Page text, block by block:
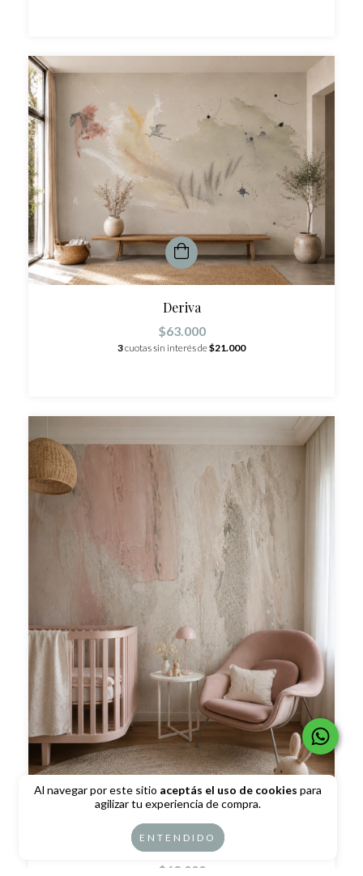
Al navegar por este sitio aceptás el uso de cookies para
agilizar tu experiencia de compra.
ENTENDIDO
Deriva
$63.000
3cuotas sin interés de$21.000
Arcilla rosa
$63.000